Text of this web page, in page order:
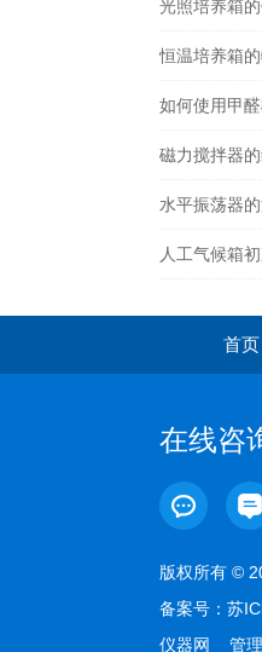
光照培养箱
恒温培养箱
如何使用甲
磁力搅拌器
水平振荡器
人工气候箱
首页
在线咨
版权所有 ©
备案号： 苏
仪器网
管